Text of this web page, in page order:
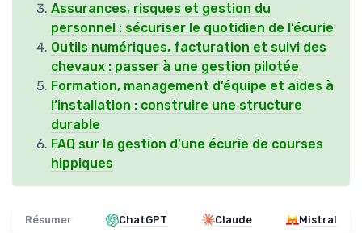
Assurances, risques et gestion du
personnel : sécuriser le quotidien de l’écurie
Outils numériques, facturation et suivi des
chevaux : passer à une gestion pilotée
Formation, management d’équipe et aides à
l’installation : construire une structure
durable
FAQ sur la gestion d’une écurie de courses
hippiques
Résumer ChatGPT Claude Mistral